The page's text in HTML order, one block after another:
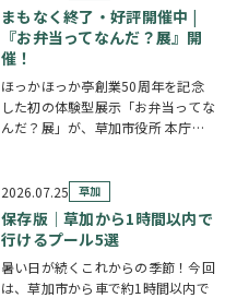
まもなく終了・好評開催中 |
『お弁当ってなんだ？展』開
催！
ほっかほっか亭創業50周年を記念
した初の体験型展示「お弁当ってな
んだ？展」が、草加市役所 本庁舎1
見て・触れて・参加しながらお弁当
の魅力を楽しめるイベントです。お
子さまから大人…
2026.07.25 草加
保存版｜草加から1時間以内で
行けるプール5選
暑い日が続くこれからの季節！今回
は、草加市から車で約1時間以内で